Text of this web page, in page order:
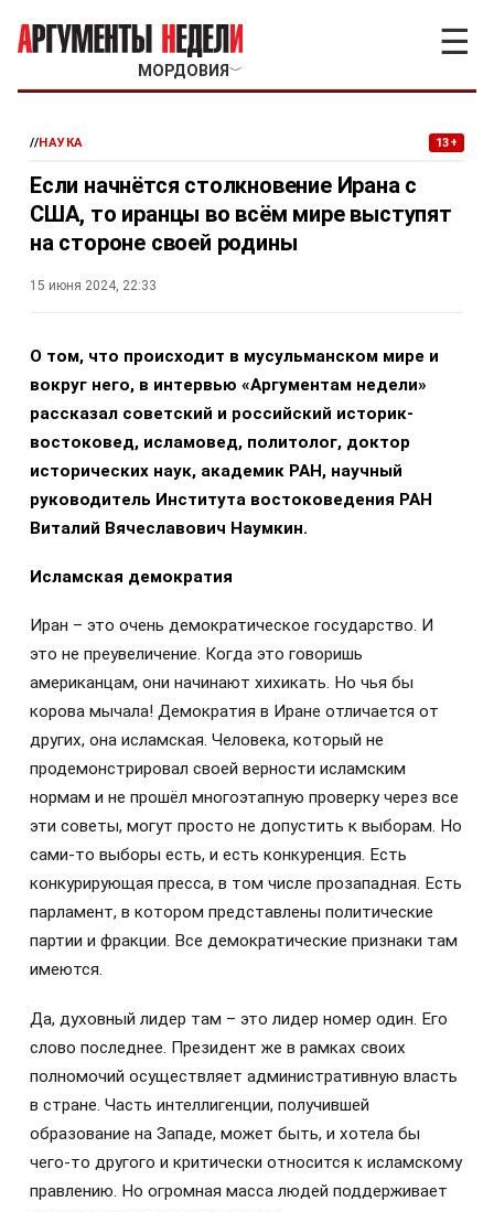
МОРДОВИЯ ﹀
☰
//НАУКА 13+
Если начнётся столкновение Ирана с
США, то иранцы во всём мире выступят
на стороне своей родины
15 июня 2024, 22:33
О том, что происходит в мусульманском мире и
вокруг него, в интервью «Аргументам недели»
рассказал советский и российский историк-
востоковед, исламовед, политолог, доктор
исторических наук, академик РАН, научный
руководитель Института востоковедения РАН
Виталий Вячеславович Наумкин.
Исламская демократия
Иран – это очень демократическое государство. И
это не преувеличение. Когда это говоришь
американцам, они начинают хихикать. Но чья бы
корова мычала! Демократия в Иране отличается от
других, она исламская. Человека, который не
продемонстрировал своей верности исламским
нормам и не прошёл многоэтапную проверку через все
эти советы, могут просто не допустить к выборам. Но
сами-то выборы есть, и есть конкуренция. Есть
конкурирующая пресса, в том числе прозападная. Есть
парламент, в котором представлены политические
партии и фракции. Все демократические признаки там
имеются.
Да, духовный лидер там – это лидер номер один. Его
слово последнее. Президент же в рамках своих
полномочий осуществляет административную власть
в стране. Часть интеллигенции, получившей
образование на Западе, может быть, и хотела бы
чего-то другого и критически относится к исламскому
правлению. Но огромная масса людей поддерживает